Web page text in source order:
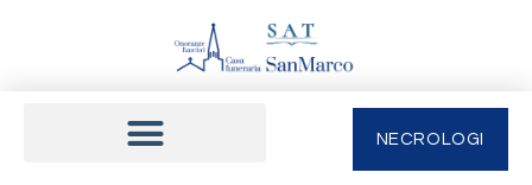
NECROLOGI